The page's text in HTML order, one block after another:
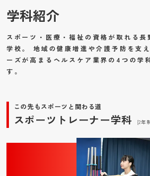
学科紹介
スポーツ・医療・福祉の資格が取れる長
学校。 地域の健康増進や介護予防を支
ーズが高まるヘルスケア業界の4つの学
す。
この先もスポーツと関わる道
スポーツトレーナー学科 [2年